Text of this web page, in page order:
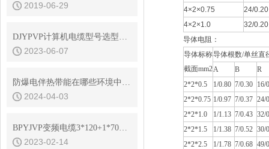
2019-06-29
DJYPVP计算机电缆型号选型说明
2023-06-07
防爆电伴热带能在哪些环境中安全使用
2024-04-03
BPYJVP变频电缆3*120+1*70产品规格书
2023-02-14
4×2×0.75
24/0.20
4×2×1.0
32/0.20
导体电阻：
导体标称
截面mm2
导体根数/单丝直
A
B
R
2*2*0.5
1/0.80 7/0.30 16/
2*2*0.75 1/0.97 7/0.37 24/
2*2*1.0
1/1.13 7/0.43 32/
2*2*1.5
1/1.38 7/0.52 30/
2*2*2.5
1/1.78 7/0.68 49/